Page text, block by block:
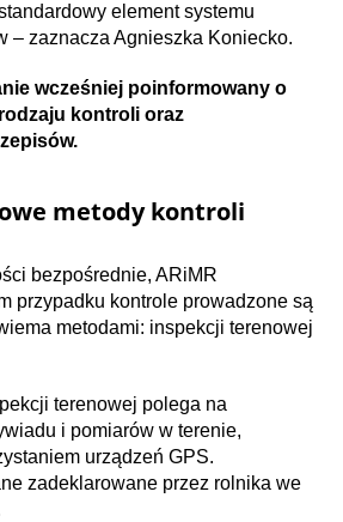
element systemu
– zaznacza Agnieszka Koniecko.
wcześniej poinformowany o
kontroli oraz
metody kontroli
bezpośrednie, ARiMR
przypadku kontrole prowadzone są
metodami: inspekcji terenowej
terenowej polega na
i pomiarów w terenie,
urządzeń GPS.
zadeklarowane przez rolnika we